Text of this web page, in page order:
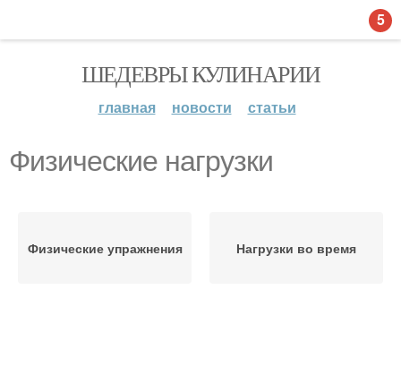
ШЕДЕВРЫ КУЛИНАРИИ
главная новости статьи
Физические нагрузки
Физические упражнения Нагрузки во время
5